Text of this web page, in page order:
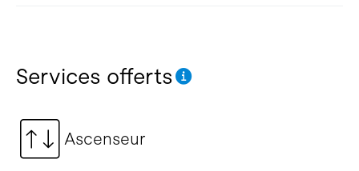
Services offerts
Ascenseur